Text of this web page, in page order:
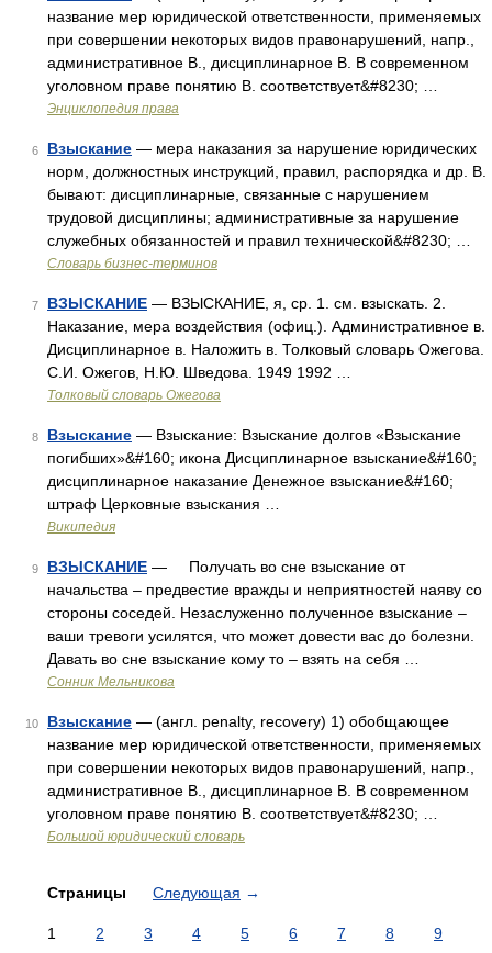
название мер юридической ответственности, применяемых
при совершении некоторых видов правонарушений, напр.,
административное В., дисциплинарное В. В современном
уголовном праве понятию В. соответствует&#8230; …
Энциклопедия права
6 Взыскание — мера наказания за нарушение юридических
норм, должностных инструкций, правил, распорядка и др. В.
бывают: дисциплинарные, связанные с нарушением
трудовой дисциплины; административные за нарушение
служебных обязанностей и правил технической&#8230; …
Словарь бизнес-терминов
7 ВЗЫСКАНИЕ — ВЗЫСКАНИЕ, я, ср. 1. см. взыскать. 2.
Наказание, мера воздействия (офиц.). Административное в.
Дисциплинарное в. Наложить в. Толковый словарь Ожегова.
С.И. Ожегов, Н.Ю. Шведова. 1949 1992 …
Толковый словарь Ожегова
8 Взыскание — Взыскание: Взыскание долгов «Взыскание
погибших»&#160; икона Дисциплинарное взыскание&#160;
дисциплинарное наказание Денежное взыскание&#160;
штраф Церковные взыскания …
Википедия
9 ВЗЫСКАНИЕ — Получать во сне взыскание от
начальства – предвестие вражды и неприятностей наяву со
стороны соседей. Незаслуженно полученное взыскание –
ваши тревоги усилятся, что может довести вас до болезни.
Давать во сне взыскание кому то – взять на себя …
Сонник Мельникова
10 Взыскание — (англ. penalty, recovery) 1) обобщающее
название мер юридической ответственности, применяемых
при совершении некоторых видов правонарушений, напр.,
административное В., дисциплинарное В. В современном
уголовном праве понятию В. соответствует&#8230; …
Большой юридический словарь
Страницы Следующая →
1 2 3 4 5 6 7 8
9